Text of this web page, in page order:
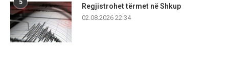
5
Regjistrohet tërmet në Shkup
02.08.2026 22:34